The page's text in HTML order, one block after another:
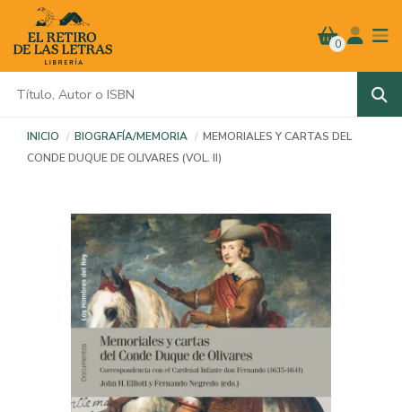
0
INICIO BIOGRAFÍA/MEMORIA
MEMORIALES Y CARTAS DEL
CONDE DUQUE DE OLIVARES (VOL. II)